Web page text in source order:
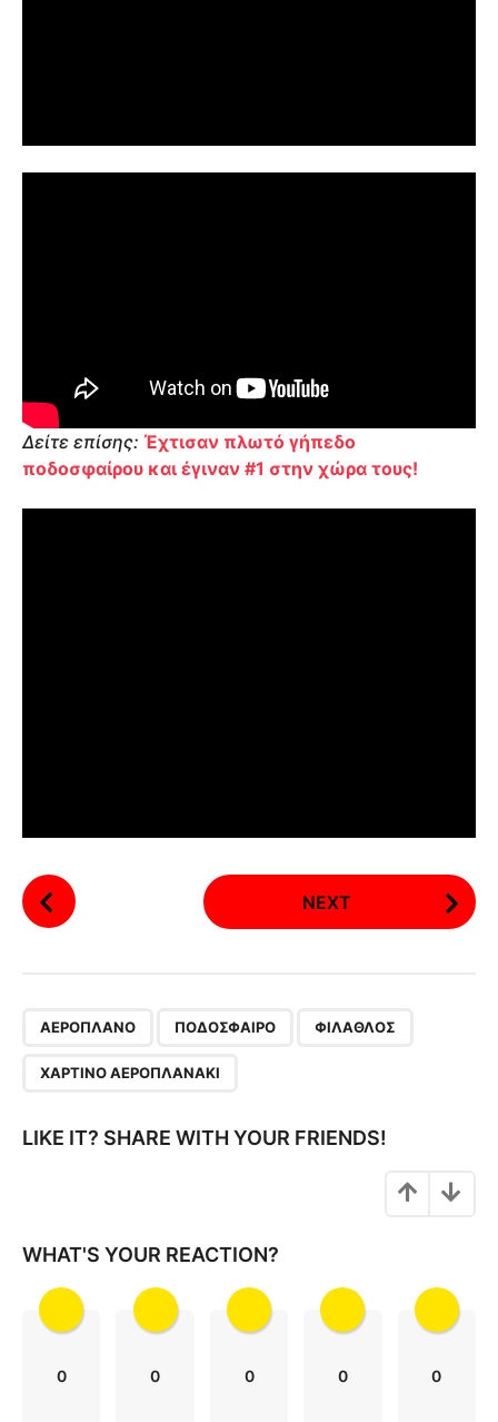
Δείτε επίσης: Έχτισαν πλωτό γήπεδο
ποδοσφαίρου και έγιναν #1 στην χώρα τους!
P
o
a
n
NEXT
ΑΕΡΟΠΛΆΝΟ ΠΟΔΌΣΦΑΙΡΟ ΦΊΛΑΘΛΟΣ
ΧΆΡΤΙΝΟ ΑΕΡΟΠΛΑΝΆΚΙ
LIKE IT? SHARE WITH YOUR FRIENDS!
WHAT'S YOUR REACTION?
0 0 0 0 0